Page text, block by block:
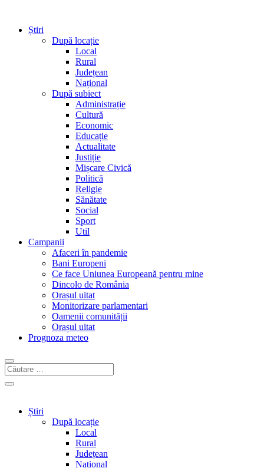
Știri
După locație
Local
Rural
Județean
Național
După subiect
Administrație
Cultură
Economic
Educație
Actualitate
Justiție
Mișcare Civică
Politică
Religie
Sănătate
Social
Sport
Util
Campanii
Afaceri în pandemie
Bani Europeni
Ce face Uniunea Europeană pentru mine
Dincolo de România
Orașul uitat
Monitorizare parlamentari
Oamenii comunității
Orașul uitat
Prognoza meteo
Știri
După locație
Local
Rural
Județean
Național